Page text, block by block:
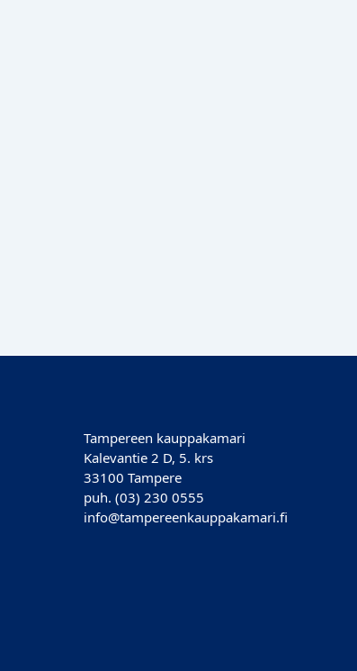
Tampereen kauppakamari
Kalevantie 2 D, 5. krs
33100 Tampere
puh. (03) 230 0555
info@tampereenkauppakamari.fi